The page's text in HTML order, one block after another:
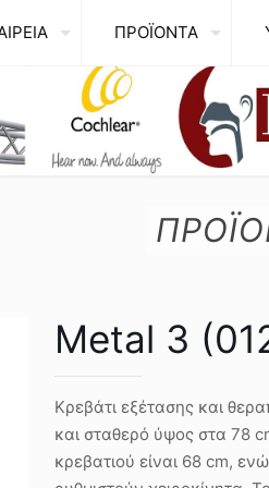
ΠΡΟΪΟΝΤΑ
Metal 3
Κρεβάτι εξέτασης και
και σταθερό ύψος στα 78
κρεβατιού είναι 68 cm,